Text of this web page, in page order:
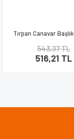
Tırpan Canavar
543,37 TL
516,21 TL